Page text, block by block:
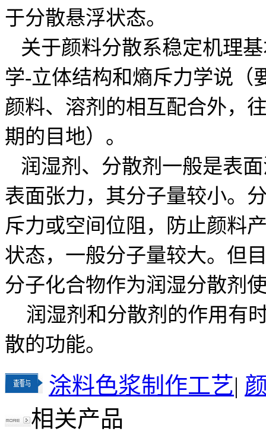
于分散悬浮状态。
关于颜料分散系稳定机理
学-立体结构和熵斥力学说（
颜料、溶剂的相互配合外，
期的目地）。
润湿剂、分散剂一般是表
表面张力，其分子量较小。
斥力或空间位阻，防止颜料
状态，一般分子量较大。但
分子化合物作为润湿分散剂
润湿剂和分散剂的作用有
散的功能。
涂料色浆制作工艺|
相关产品